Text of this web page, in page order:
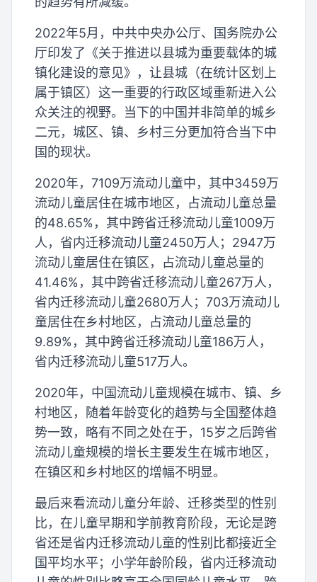
2022年5月，中共中央办公厅、国务院办公
厅印发了《关于推进以县城为重要载体的城
镇化建设的意见》，让县城（在统计区划上
属于镇区）这一重要的行政区域重新进入公
众关注的视野。当下的中国并非简单的城乡
二元，城区、镇、乡村三分更加符合当下中
国的现状。
2020年，7109万流动儿童中，其中3459万
流动儿童居住在城市地区，占流动儿童总量
的48.65%，其中跨省迁移流动儿童1009万
人，省内迁移流动儿童2450万人；2947万
流动儿童居住在镇区，占流动儿童总量的
41.46%，其中跨省迁移流动儿童267万人，
省内迁移流动儿童2680万人；703万流动儿
童居住在乡村地区，占流动儿童总量的
9.89%，其中跨省迁移流动儿童186万人，
省内迁移流动儿童517万人。
2020年，中国流动儿童规模在城市、镇、乡
村地区，随着年龄变化的趋势与全国整体趋
势一致，略有不同之处在于，15岁之后跨省
流动儿童规模的增长主要发生在城市地区，
在镇区和乡村地区的增幅不明显。
最后来看流动儿童分年龄、迁移类型的性别
比，在儿童早期和学前教育阶段，无论是跨
省还是省内迁移流动儿童的性别比都接近全
国平均水平；小学年龄阶段，省内迁移流动